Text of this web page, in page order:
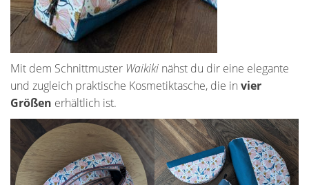
Mit dem Schnittmuster Waikiki nähst du dir eine elegante
und zugleich praktische Kosmetiktasche, die in vier
Größen erhältlich ist.